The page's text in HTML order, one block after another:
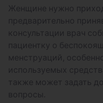
Женщине нужно
предварительно
консультации врач
пациентку о
менструаций,
используемых
также может задать
вопросы.